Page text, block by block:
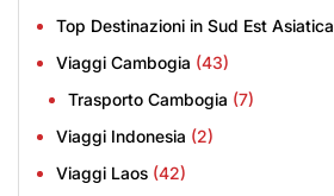
Top Destinazioni in Sud Est Asiatica
Viaggi Cambogia (43)
Trasporto Cambogia (7)
Viaggi Indonesia (2)
Viaggi Laos (42)